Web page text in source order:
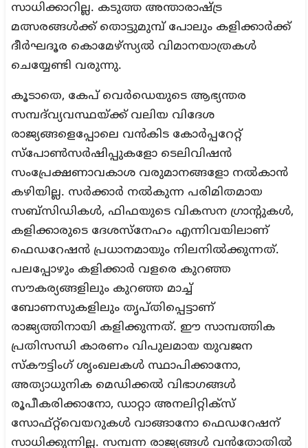
സാധിക്കാറില്ല. കടുത്ത അന്താരാഷ്ട്ര
മത്സരങ്ങൾക്ക് തൊട്ടുമുമ്പ് പോലും കളിക്കാർക്ക്
ദീർഘദൂര കൊമേഴ്സ്യൽ വിമാനയാത്രകൾ
ചെയ്യേണ്ടി വരുന്നു.
കൂടാതെ, കേപ് വെർഡെയുടെ ആഭ്യന്തര
സമ്പദ്‌വ്യവസ്ഥയ്ക്ക് വലിയ വിദേശ
രാജ്യങ്ങളെപ്പോലെ വൻകിട കോർപ്പറേറ്റ്
സ്പോൺസർഷിപ്പുകളോ ടെലിവിഷൻ
സംപ്രേക്ഷണാവകാശ വരുമാനങ്ങളോ നൽകാൻ
കഴിയില്ല. സർക്കാർ നൽകുന്ന പരിമിതമായ
സബ്‌സിഡികൾ, ഫിഫയുടെ വികസന ഗ്രാന്റുകൾ,
കളിക്കാരുടെ ദേശസ്നേഹം എന്നിവയിലാണ്
ഫെഡറേഷൻ പ്രധാനമായും നിലനിൽക്കുന്നത്.
പലപ്പോഴും കളിക്കാർ വളരെ കുറഞ്ഞ
സൗകര്യങ്ങളിലും കുറഞ്ഞ മാച്ച്
ബോണസുകളിലും തൃപ്തിപ്പെട്ടാണ്
രാജ്യത്തിനായി കളിക്കുന്നത്. ഈ സാമ്പത്തിക
പ്രതിസന്ധി കാരണം വിപുലമായ യുവജന
സ്കൗട്ടിംഗ് ശൃംഖലകൾ സ്ഥാപിക്കാനോ,
അത്യാധുനിക മെഡിക്കൽ വിഭാഗങ്ങൾ
രൂപീകരിക്കാനോ, ഡാറ്റാ അനലിറ്റിക്സ്
സോഫ്റ്റ്‌വെയറുകൾ വാങ്ങാനോ ഫെഡറേഷന്
സാധിക്കുന്നില്ല. സമ്പന്ന രാജ്യങ്ങൾ വൻതോതിൽ